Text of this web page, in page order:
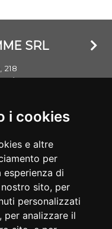
i cookies
e altre
per
esperienza di
sito, per
personalizzati
per analizzare il
SRL
218
sabato